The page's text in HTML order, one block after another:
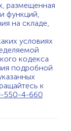
размещенная
функций,
на складе,
условиях
кодекса
подробной
к
550-4-660